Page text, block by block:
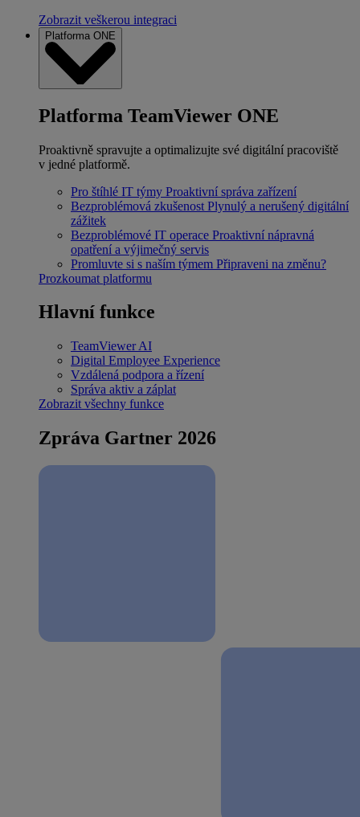
Zobrazit veškerou integraci
Platforma ONE
Platforma TeamViewer ONE
Proaktivně spravujte a optimalizujte své digitální pracoviště
v jedné platformě.
Pro štíhlé IT týmy Proaktivní správa zařízení
Bezproblémová zkušenost Plynulý a nerušený digitální
zážitek
Bezproblémové IT operace Proaktivní nápravná
opatření a výjimečný servis
Promluvte si s naším týmem Připraveni na změnu?
Prozkoumat platformu
Hlavní funkce
TeamViewer AI
Digital Employee Experience
Vzdálená podpora a řízení
Správa aktiv a záplat
Zobrazit všechny funkce
Zpráva Gartner 2026